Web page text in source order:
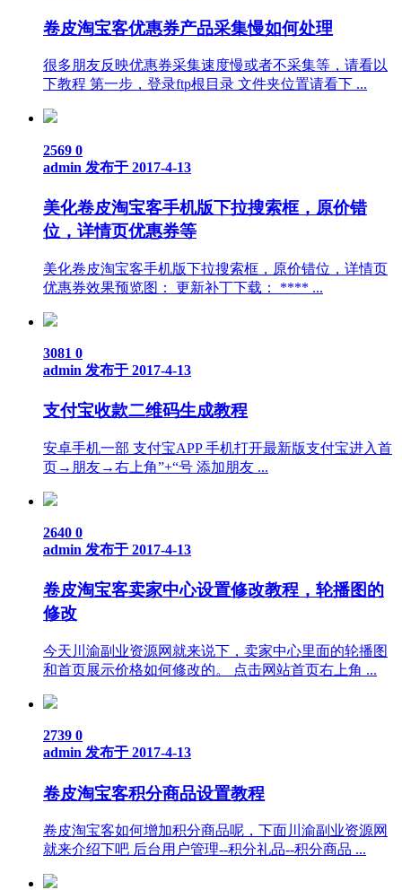
卷皮淘宝客优惠券产品采集慢如何处理
很多朋友反映优惠券采集速度慢或者不采集等，请看以
下教程 第一步，登录ftp根目录 文件夹位置请看下 ...
2569 0
admin 发布于 2017-4-13
美化卷皮淘宝客手机版下拉搜索框，原价错
位，详情页优惠券等
美化卷皮淘宝客手机版下拉搜索框，原价错位，详情页
优惠券效果预览图： 更新补丁下载： **** ...
3081 0
admin 发布于 2017-4-13
支付宝收款二维码生成教程
安卓手机一部 支付宝APP 手机打开最新版支付宝进入首
页→朋友→右上角”+“号 添加朋友 ...
2640 0
admin 发布于 2017-4-13
卷皮淘宝客卖家中心设置修改教程，轮播图的
修改
今天川渝副业资源网就来说下，卖家中心里面的轮播图
和首页展示价格如何修改的。 点击网站首页右上角 ...
2739 0
admin 发布于 2017-4-13
卷皮淘宝客积分商品设置教程
卷皮淘宝客如何增加积分商品呢，下面川渝副业资源网
就来介绍下吧 后台用户管理--积分礼品--积分商品 ...